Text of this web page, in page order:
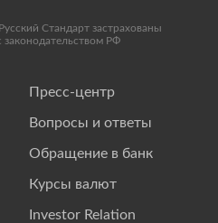
Пресс-центр
Вопросы и ответы
Обращение в банк
Курсы валют
Investor Relation
Стандарт застрахованы
законодательством РФ